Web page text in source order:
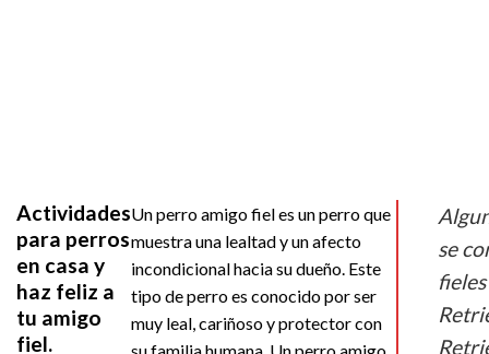
Actividades
para perros
en casa y
haz feliz a
tu amigo
fiel.
Un perro amigo fiel es un perro que
muestra una lealtad y un afecto
incondicional hacia su dueño. Este
tipo de perro es conocido por ser
muy leal, cariñoso y protector con
se